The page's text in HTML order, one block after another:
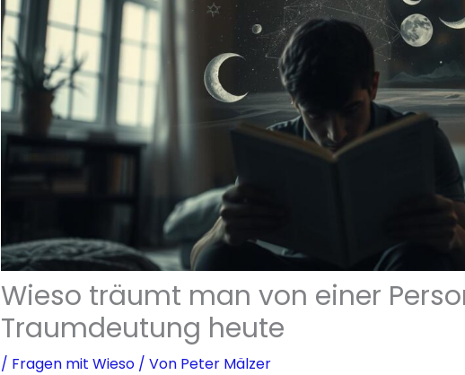
Wieso träumt man von einer
Traumdeutung heute
/ Fragen mit Wieso/ Von Peter Mälzer